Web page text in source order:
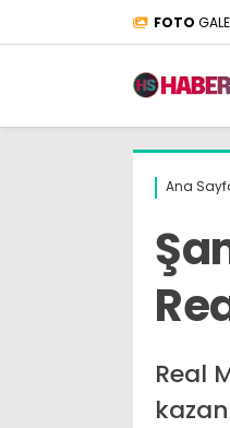
FOTO
Ana
Real